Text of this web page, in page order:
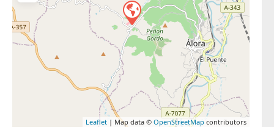
Leaflet | Map data © OpenStreetMap contributors